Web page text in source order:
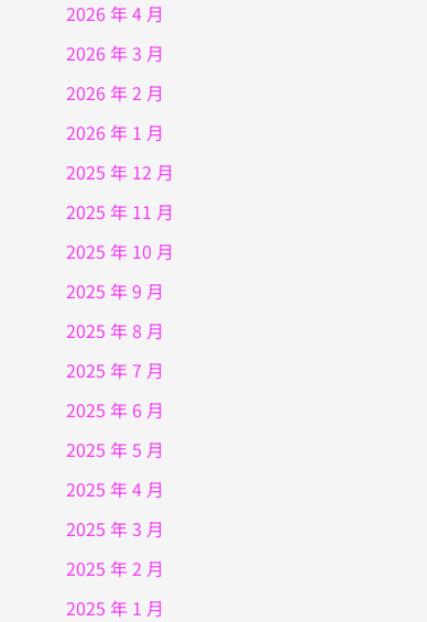
2026 年 4 月
2026 年 3 月
2026 年 2 月
2026 年 1 月
2025 年 12 月
2025 年 11 月
2025 年 10 月
2025 年 9 月
2025 年 8 月
2025 年 7 月
2025 年 6 月
2025 年 5 月
2025 年 4 月
2025 年 3 月
2025 年 2 月
2025 年 1 月